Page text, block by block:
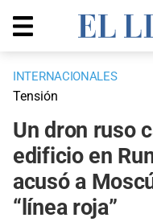
INTERNACIONALES
Tensión
Un dron ruso
edificio en
acusó a
“línea roja”